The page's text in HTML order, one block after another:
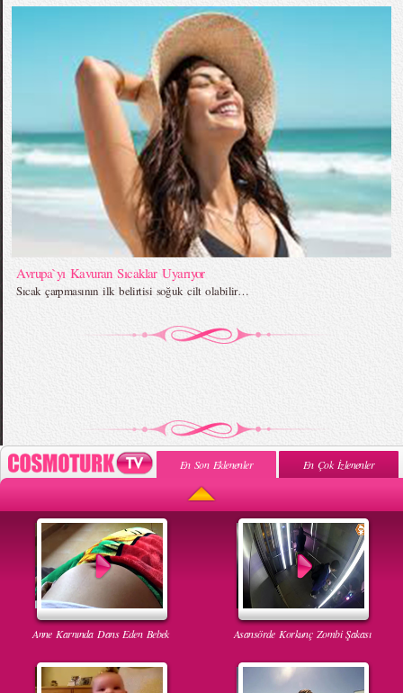
Avrupa`yı Kavuran Sıcaklar Uyarıyor
Sıcak çarpmasının ilk belirtisi soğuk cilt olabilir…
En Son Eklenenler En Çok İzlenenler
Anne Karnında Dans Eden Bebek Asansörde Korkunç Zombi Şakası